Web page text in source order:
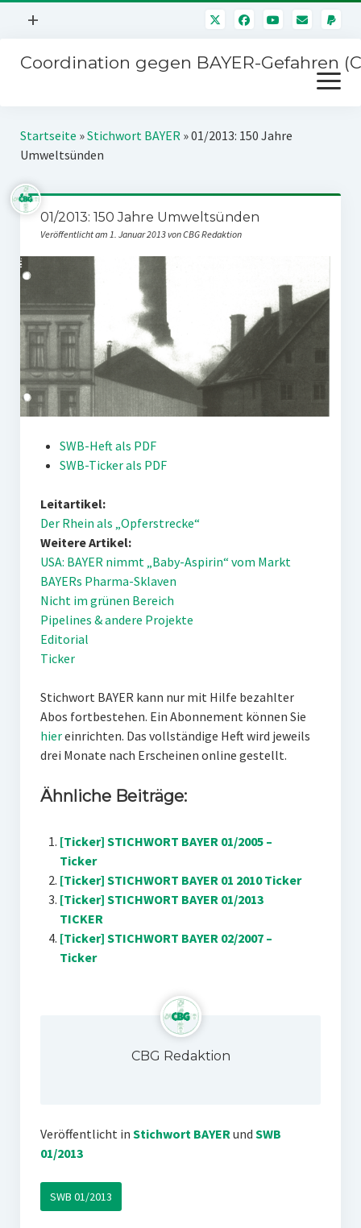
Menü
+
Mitmachen
Über uns
Kontakt
Impressum
Coordination gegen BAYER-Gefahren
Menü
öffnen
Kampagnen
Stichwort BAYER
Jahrestagung
SPENDEN
Startseite »Stichwort BAYER»01/2013: 150 Jahre
Umweltsünden
01/2013: 150 Jahre Umweltsünden
Veröffentlicht am 1. Januar 2013 von CBG Redaktion
SWB-Heft als PDF
SWB-Ticker als PDF
Leitartikel:
Der Rhein als „Opferstrecke“
Weitere Artikel:
USA: BAYER nimmt „Baby-Aspirin“ vom Markt
BAYERs Pharma-Sklaven
Nicht im grünen Bereich
Pipelines & andere Projekte
Editorial
Ticker
Stichwort BAYER kann nur mit Hilfe bezahlter
Abos fortbestehen. Ein Abonnement können Sie
hiereinrichten. Das vollständige Heft wird jeweils
drei Monate nach Erscheinen online gestellt.
Ähnliche Beiträge:
[Ticker] STICHWORT BAYER 01/2005 –
Ticker
[Ticker] STICHWORT BAYER 01 2010 Ticker
[Ticker] STICHWORT BAYER 01/2013
TICKER
[Ticker] STICHWORT BAYER 02/2007 –
Ticker
CBG Redaktion
Veröffentlicht in Stichwort BAYERund SWB
01/2013
SWB 01/2013